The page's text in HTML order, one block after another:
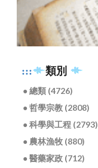
::: 類別
● 總類 (4726)
● 哲學宗教 (2808)
● 科學與工程 (2793)
● 農林漁牧 (880)
● 醫藥家政 (712)